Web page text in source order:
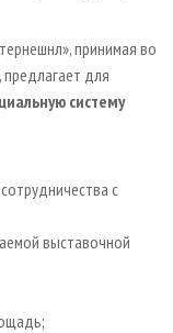
принимая во
для
систему
с
выставочной